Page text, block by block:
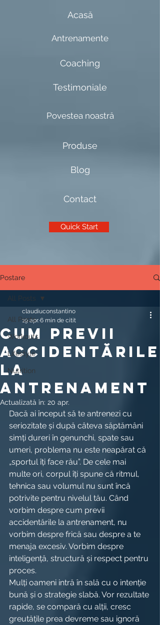
Acasă
Antrenamente
Coaching
Testimoniale
Produse
Blog
Quick Start
Povestea noastră
Contact
Postare
All Posts
Workouts
Lifestyle
Nutrition
All Posts
Cum previi
accidentările
la
antrenament
claudiuconstantino
19 apr.6 min de citit
Actualizată în: 20 apr.
Dacă ai început să te antrenezi cu
seriozitate și după câteva săptămâni
simți dureri în genunchi, spate sau
umeri, problema nu este neapărat că
„sportul îți face rău”. De cele mai
multe ori, corpul îți spune că ritmul,
tehnica sau volumul nu sunt încă
potrivite pentru nivelul tău. Când
vorbim despre cum previi
accidentările la antrenament, nu
vorbim despre frică sau despre a te
menaja excesiv. Vorbim despre
inteligență, structură și respect pentru
proces.
Mulți oameni intră în sală cu o intenție
bună și o strategie slabă. Vor rezultate
rapide, se compară cu alții, cresc
greutățile prea devreme sau ignoră